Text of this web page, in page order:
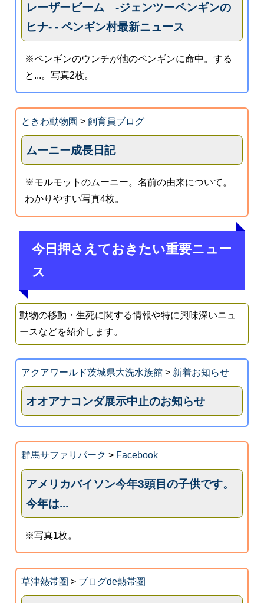
レーザービーム ‐ジェンツーペンギンの
ヒナ‐ - ペンギン村最新ニュース
※ペンギンのウンチが他のペンギンに命中。する
と...。写真2枚。
ときわ動物園 > 飼育員ブログ
ムーニー成長日記
※モルモットのムーニー。名前の由来について。
わかりやすい写真4枚。
今日押さえておきたい重要ニュー
ス
動物の移動・生死に関する情報や特に興味深いニュ
ースなどを紹介します。
アクアワールド茨城県大洗水族館> 新着お知らせ
オオアナコンダ展示中止のお知らせ
群馬サファリパーク > Facebook
アメリカバイソン今年3頭目の子供です。
今年は...
※写真1枚。
草津熱帯圏 > ブログde熱帯圏